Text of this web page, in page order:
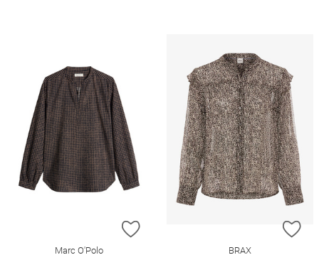
ZUR WUNSCHLISTE HINZUFÜGEN
Marc O'Polo BRAX